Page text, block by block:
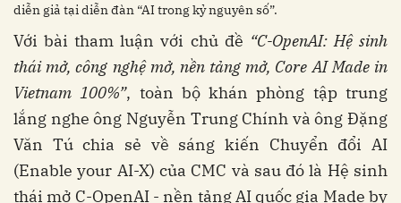
diễn giả tại diễn đàn “AI trong kỷ nguyên số”.
Với bài tham luận với chủ đề “C-OpenAI: Hệ sinh
thái mở, công nghệ mở, nền tảng mở, Core AI Made in
Vietnam 100%”, toàn bộ khán phòng tập trung
lắng nghe ông Nguyễn Trung Chính và ông Đặng
Văn Tú chia sẻ về sáng kiến Chuyển đổi AI
(Enable your AI-X) của CMC và sau đó là Hệ sinh
thái mở C-OpenAI - nền tảng AI quốc gia Made by